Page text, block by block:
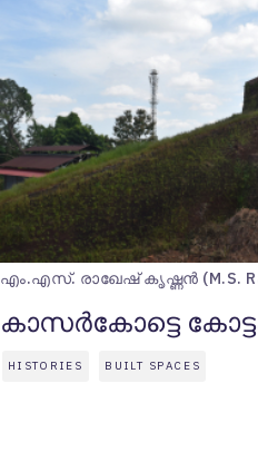
എം.എസ്. രാഖേഷ് കൃഷ്ണന്‍ (M.S.
കാസര്‍കോട്ടെ
HISTORIES BUILT SPACES